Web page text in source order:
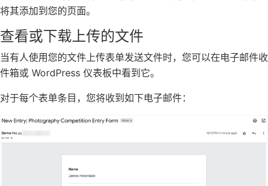
将其添加到您的页面。
查看或下载上传的文件
当有人使用您的文件上传表单发送文件时，您可以在电子邮件收
件箱或 WordPress 仪表板中看到它。
对于每个表单条目，您将收到如下电子邮件：